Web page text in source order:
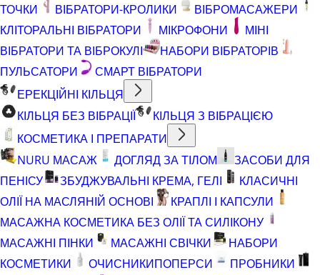
ТОЧКИ
ВІБРАТОРИ-КРОЛИКИ
ВІБРОМАСАЖЕРИ
КЛІТОРАЛЬНІ ВІБРАТОРИ
МІКРОФОНИ
МІНІ
ВІБРАТОРИ ТА ВІБРОКУЛІ
НАБОРИ ВІБРАТОРІВ
ПУЛЬСАТОРИ
СМАРТ ВІБРАТОРИ
ЕРЕКЦІЙНІ КІЛЬЦЯ
КІЛЬЦЯ БЕЗ ВІБРАЦІЇ
КІЛЬЦЯ З ВІБРАЦІЄЮ
КОСМЕТИКА І ПРЕПАРАТИ
NURU МАСАЖ
ДОГЛЯД ЗА ТІЛОМ
ЗАСОБИ ДЛЯ
ПЕНІСУ
ЗБУДЖУВАЛЬНІ КРЕМА, ГЕЛІ
КЛАСИЧНІ
ОЛІЇ НА МАСЛЯНІЙ ОСНОВІ
КРАПЛІ І КАПСУЛИ
МАСАЖНА КОСМЕТИКА БЕЗ ОЛІЇ ТА СИЛІКОНУ
МАСАЖНІ ПІНКИ
МАСАЖНІ СВІЧКИ
НАБОРИ
КОСМЕТИКИ
ОЧИСНИКИПОПЕРСИ
ПРОБНИКИ